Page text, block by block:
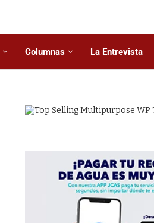
Columnas La Entrevista